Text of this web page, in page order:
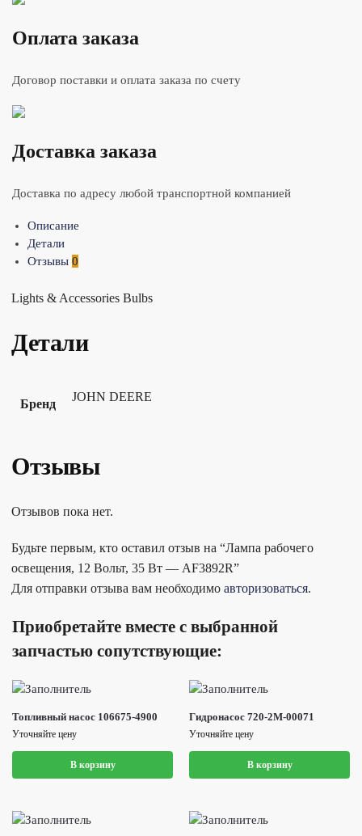
Оплата заказа
Договор поставки и оплата заказа по счету
Доставка заказа
Доставка по адресу любой транспортной компанией
Описание
Детали
Отзывы 0
Lights & Accessories Bulbs
Детали
Бренд
JOHN DEERE
Отзывы
Отзывов пока нет.
Будьте первым, кто оставил отзыв на “Лампа рабочего
освещения, 12 Вольт, 35 Вт — AF3892R”
Для отправки отзыва вам необходимо авторизоваться.
Приобретайте вместе с выбранной
запчастью сопутствующие:
Топливный насос 106675-4900
Уточняйте цену
В корзину
Гидронасос 720-2M-00071
Уточняйте цену
В корзину